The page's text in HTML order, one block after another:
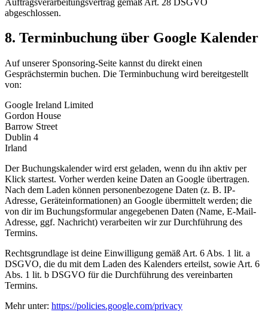
abgeschlossen.
8. Terminbuchung über Google Kalender
Auf unserer Sponsoring-Seite kannst du direkt einen
Gesprächstermin buchen. Die Terminbuchung wird bereitgestellt
von:
Google Ireland Limited
Gordon House
Barrow Street
Dublin 4
Irland
Der Buchungskalender wird erst geladen, wenn du ihn aktiv per
Klick startest. Vorher werden keine Daten an Google übertragen.
Nach dem Laden können personenbezogene Daten (z. B. IP-
Adresse, Geräteinformationen) an Google übermittelt werden; die
von dir im Buchungsformular angegebenen Daten (Name, E-Mail-
Adresse, ggf. Nachricht) verarbeiten wir zur Durchführung des
Termins.
Rechtsgrundlage ist deine Einwilligung gemäß Art. 6 Abs. 1 lit. a
DSGVO, die du mit dem Laden des Kalenders erteilst, sowie Art. 6
Abs. 1 lit. b DSGVO für die Durchführung des vereinbarten
Termins.
Mehr unter: https://policies.google.com/privacy